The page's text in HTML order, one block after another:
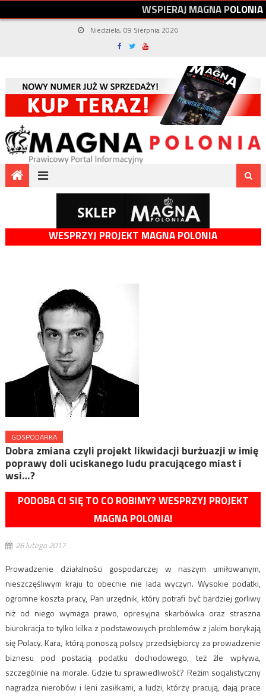
WSPIERAJMAGNAPOLONIA
Niedziela, 09 Sierpnia 2026
WESPRZYJ PROJEKT MAGNA POLONIA
GOSPODARKA
Dobra zmiana czyli projekt likwidacji burżuazji w imię
poprawy doli uciskanego ludu pracującego miast i
wsi…?
PODOBA CI SIĘ TO CO ROBIMY? WESPRZYJ PROJEKT
MAGNA POLONIA!
26 lutego 2017
Prowadzenie działalności gospodarczej w naszym umiłowanym,
nieszczęśliwym kraju to obecnie nie lada wyczyn. Wysokie podatki,
ogromne koszta pracy, Pan urzędnik, który potrafi być bardziej gorliwy
niż od niego wymaga prawo, opresyjna skarbówka oraz straszna
biurokracja to tylko kilka z podstawowych problemów z jakim borykają
się Polacy. Kara, którą ponoszą polscy przedsiębiorcy za prowadzenie
biznesu pod postacią podatku dochodowego, też źle wpływa,
szczególnie na morale. Gdzie tu sprawiedliwość? Reżim socjalistyczny
nagradza nierobów i leni zasiłkami, a ludzi, którzy pracują, dają prace